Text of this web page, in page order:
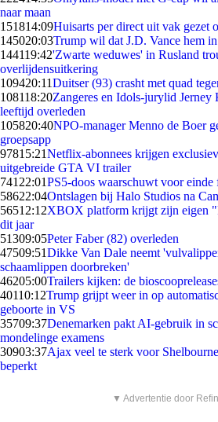
naar maan
151814:09Huisarts per direct uit vak gezet
145020:03Trump wil dat J.D. Vance hem
144119:42'Zwarte weduwes' in Rusland
overlijdensuitkering
109420:11Duitser (93) crasht met quad
108118:20Zangeres en Idols-jurylid Jerney
leeftijd overleden
105820:40NPO-manager Menno de Boer
groepsapp
97815:21Netflix-abonnees krijgen
uitgebreide GTA VI trailer
741 22:01PS5-doos waarschuwt voor einde
58622:04Ontslagen bij Halo Studios na
56512:12XBOX platform krijgt zijn eigen
dit jaar
51309:05Peter Faber (82) overleden
47509:51Dikke Van Dale neemt
schaamlippen doorbreken'
46205:00Trailers kijken: de
40110:12Trump grijpt weer in op
geboorte in VS
35709:37Denemarken pakt AI-gebruik in
mondelinge examens
30903:37Ajax veel te sterk voor
beperkt
▼ Advertentie door